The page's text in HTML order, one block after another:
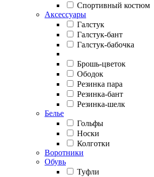
Спортивный костюм
Аксессуары
Галстук
Галстук-бант
Галстук-бабочка
Брошь-цветок
Ободок
Резинка пара
Резинка-бант
Резинка-шелк
Белье
Гольфы
Носки
Колготки
Воротники
Обувь
Туфли